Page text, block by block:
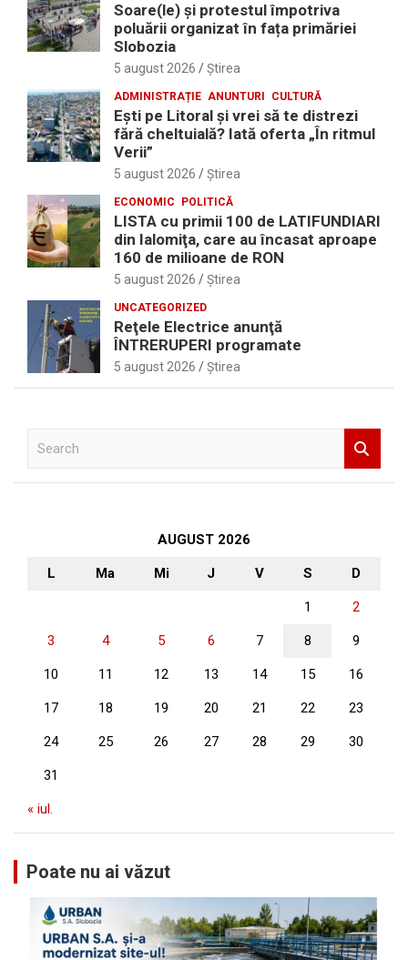
Soare(le) și protestul împotriva
poluării organizat în fața primăriei
Slobozia
5 august 2026 Ştirea
ADMINISTRAȚIE ANUNTURI CULTURĂ
Eşti pe Litoral şi vrei să te distrezi
fără cheltuială? Iată oferta „În ritmul
Verii”
5 august 2026 Ştirea
ECONOMIC POLITICĂ
LISTA cu primii 100 de LATIFUNDIARI
din Ialomiţa, care au încasat aproape
160 de milioane de RON
5 august 2026 Ştirea
UNCATEGORIZED
Reţele Electrice anunţă
ÎNTRERUPERI programate
5 august 2026 Ştirea
AUGUST 2026
L Ma Mi J V S D
1 2
3 4 5 6 7 8 9
10 11 12 13 14 15 16
17 18 19 20 21 22 23
24 25 26 27 28 29 30
31
« iul.
Poate nu ai văzut